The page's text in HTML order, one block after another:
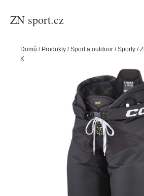
ZN sport.cz
Domů / Produkty /Sport a outdoor /Sporty /
Kalhoty CCM Tacks XF SR, Senior, S, tmavě